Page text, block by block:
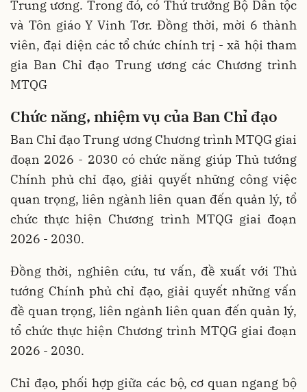
Trung ương. Trong đó, có Thứ trưởng Bộ Dân tộc
và Tôn giáo Y Vinh Tơr. Đồng thời, mời 6 thành
viên, đại diện các tổ chức chính trị - xã hội tham
gia Ban Chỉ đạo Trung ương các Chương trình
MTQG
Chức năng, nhiệm vụ của Ban Chỉ đạo
Ban Chỉ đạo Trung ương Chương trình MTQG giai
đoạn 2026 - 2030 có chức năng giúp Thủ tướng
Chính phủ chỉ đạo, giải quyết những công việc
quan trọng, liên ngành liên quan đến quản lý, tổ
chức thực hiện Chương trình MTQG giai đoạn
2026 - 2030.
Đồng thời, nghiên cứu, tư vấn, đề xuất với Thủ
tướng Chính phủ chỉ đạo, giải quyết những vấn
đề quan trọng, liên ngành liên quan đến quản lý,
tổ chức thực hiện Chương trình MTQG giai đoạn
2026 - 2030.
Chỉ đạo, phối hợp giữa các bộ, cơ quan ngang bộ